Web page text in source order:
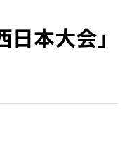
日本大会」